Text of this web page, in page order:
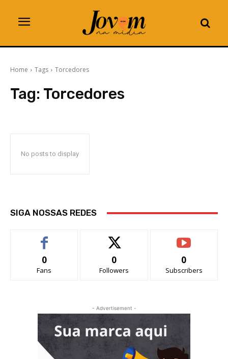
Home Tags Torcedores
Tag: Torcedores
No posts to display
SIGA NOSSAS REDES
0
Fans
0
Followers
0
Subscribers
- Advertisement -